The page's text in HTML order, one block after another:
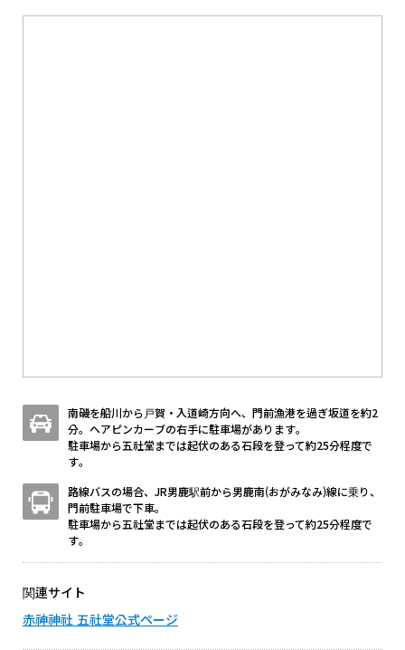
南磯を船川から戸賀・入道崎方向へ、門前漁港を過ぎ坂道を約2
分。ヘアピンカーブの右手に駐車場があります。
駐車場から五社堂までは起伏のある石段を登って約25分程度で
す。
路線バスの場合、JR男鹿駅前から男鹿南(おがみなみ)線に乗り、
門前駐車場で下車。
駐車場から五社堂までは起伏のある石段を登って約25分程度で
す。
関連サイト
赤神神社 五社堂公式ページ